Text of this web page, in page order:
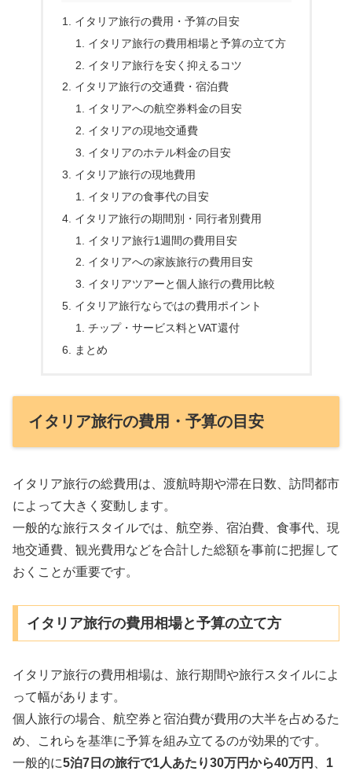
イタリア旅行の費用・予算の目安
イタリア旅行の費用相場と予算の立て方
イタリア旅行を安く抑えるコツ
イタリア旅行の交通費・宿泊費
イタリアへの航空券料金の目安
イタリアの現地交通費
イタリアのホテル料金の目安
イタリア旅行の現地費用
イタリアの食事代の目安
イタリア旅行の期間別・同行者別費用
イタリア旅行1週間の費用目安
イタリアへの家族旅行の費用目安
イタリアツアーと個人旅行の費用比較
イタリア旅行ならではの費用ポイント
チップ・サービス料とVAT還付
まとめ
イタリア旅行の費用・予算の目安
イタリア旅行の総費用は、渡航時期や滞在日数、訪問都市
によって大きく変動します。
一般的な旅行スタイルでは、航空券、宿泊費、食事代、現
地交通費、観光費用などを合計した総額を事前に把握して
おくことが重要です。
イタリア旅行の費用相場と予算の立て方
イタリア旅行の費用相場は、旅行期間や旅行スタイルによ
って幅があります。
個人旅行の場合、航空券と宿泊費が費用の大半を占めるた
め、これらを基準に予算を組み立てるのが効果的です。
一般的に5泊7日の旅行で1人あたり30万円から40万円
1